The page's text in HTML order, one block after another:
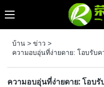
บ้าน > ข่าว >
ความอบอุ่นที่ง่ายดาย: โอบรับ
ความอบอุ่นที่ง่ายดาย: โอบรั